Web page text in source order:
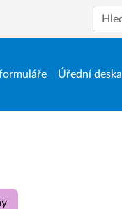
Úřední deska
Hledat